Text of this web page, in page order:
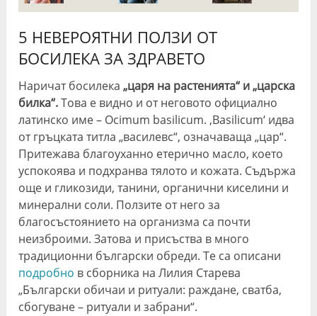
5 НЕВЕРОЯТНИ ПОЛЗИ ОТ
БОСИЛЕКА ЗА ЗДРАВЕТО
Наричат босилека„царя на растенията“ и „царска
билка“.Това е видно и от неговото официално
латинско име – Ocimum basilicum. ‚Basilicum‘ идва
от гръцката титла „василевс“, означаваща „цар“.
Притежава благоуханно етерично масло, което
успокоява и подхранва тялото и кожата. Съдържа
още и гликозиди, танини, органични киселини и
минерални соли. Ползите от него за
благосъстоянието на организма са почти
неизброими. Затова и присъства в много
традиционни български обреди. Те са описани
подробно в сборника на Лилия Старева
„Български обичаи и ритуали: раждане, сватба,
сбогуване – ритуали и забрани“.